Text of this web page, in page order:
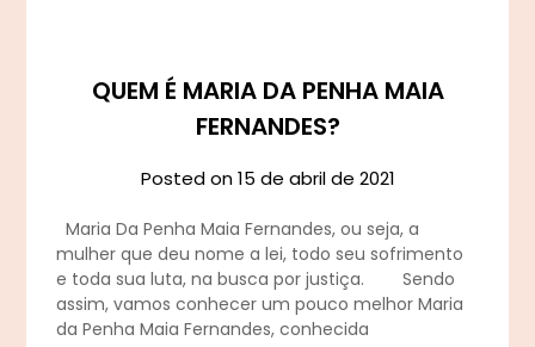
QUEM É MARIA DA PENHA MAIA
FERNANDES?
Posted on15 de abril de 2021
Maria Da Penha Maia Fernandes, ou seja, a
mulher que deu nome a lei, todo seu sofrimento
e toda sua luta, na busca por justiça. Sendo
assim, vamos conhecer um pouco melhor Maria
da Penha Maia Fernandes, conhecida